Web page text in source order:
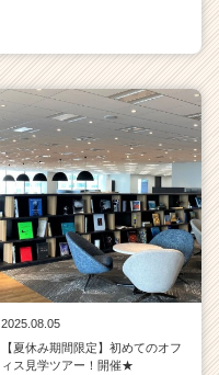
2025.08.05
【夏休み期間限定】初めてのオフ
ィス見学ツアー！開催★